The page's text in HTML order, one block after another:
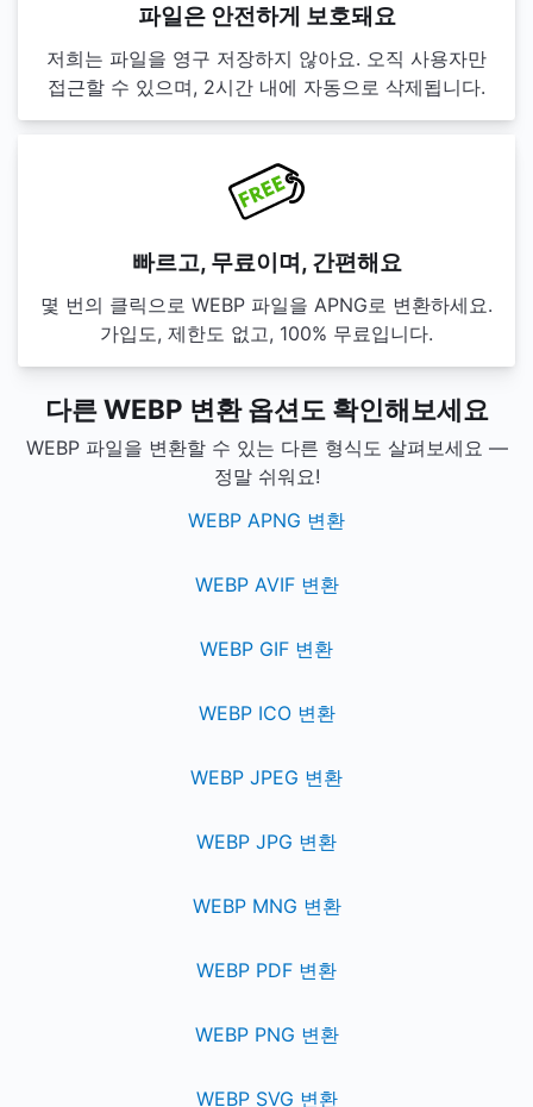
파일은 안전하게 보호돼요
저희는 파일을 영구 저장하지 않아요. 오직 사용자만
접근할 수 있으며, 2시간 내에 자동으로 삭제됩니다.
빠르고, 무료이며, 간편해요
몇 번의 클릭으로 WEBP 파일을 APNG로 변환하세요.
가입도, 제한도 없고, 100% 무료입니다.
다른 WEBP 변환 옵션도 확인해보세요
WEBP 파일을 변환할 수 있는 다른 형식도 살펴보세요 —
정말 쉬워요!
WEBP APNG 변환
WEBP AVIF 변환
WEBP GIF 변환
WEBP ICO 변환
WEBP JPEG 변환
WEBP JPG 변환
WEBP MNG 변환
WEBP PDF 변환
WEBP PNG 변환
WEBP SVG 변환